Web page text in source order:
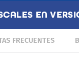
EN
FRECUENTES